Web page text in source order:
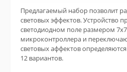
Предлагаемый набор позволит
световых эффектов. Устройство
светодиодном поле размером
микроконтроллера и
световых аффектов
12 вариантов.